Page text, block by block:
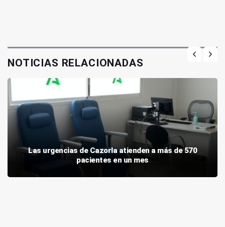
NOTICIAS RELACIONADAS
Las urgencias de Cazorla atienden a más de 570
pacientes en un mes